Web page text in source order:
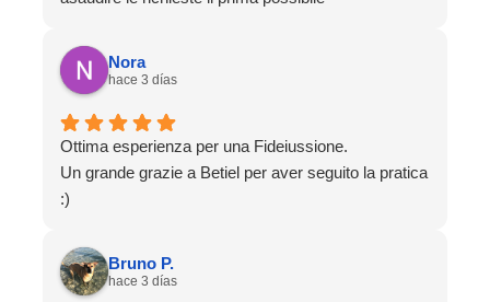
Nora
hace 3 días
Ottima esperienza per una Fideiussione.
Un grande grazie a Betiel per aver seguito la pratica
:)
Bruno P.
hace 3 días